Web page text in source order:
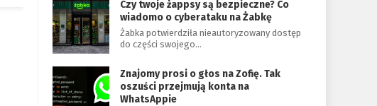
Czy twoje żappsy są bezpieczne? Co
wiadomo o cyberataku na Żabkę
Żabka potwierdziła nieautoryzowany dostęp
do części swojego…
Znajomy prosi o głos na Zofię. Tak
oszuści przejmują konta na
WhatsAppie